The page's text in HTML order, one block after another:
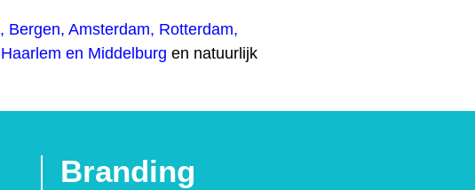
, Bergen, Amsterdam, Rotterdam,
Haarlem en Middelburg en natuurlijk
Branding